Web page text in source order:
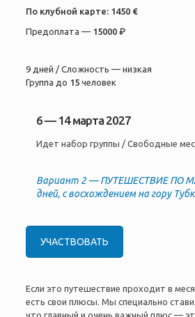
По клубной карте: 1450 €
Предоплата — 15000 ₽
9 дней / Сложность — низкая
Группа до 15человек
6 — 14 марта 2027
Идет набор группы / Свободные
Вариант 2 — ПУТЕШЕСТВИЕ ПО
дней, с восхождением на гору
УЧАСТВОВАТЬ
Если это путешествие проходит в
есть свои плюсы. Мы специально
что главный и очень важный плюс —